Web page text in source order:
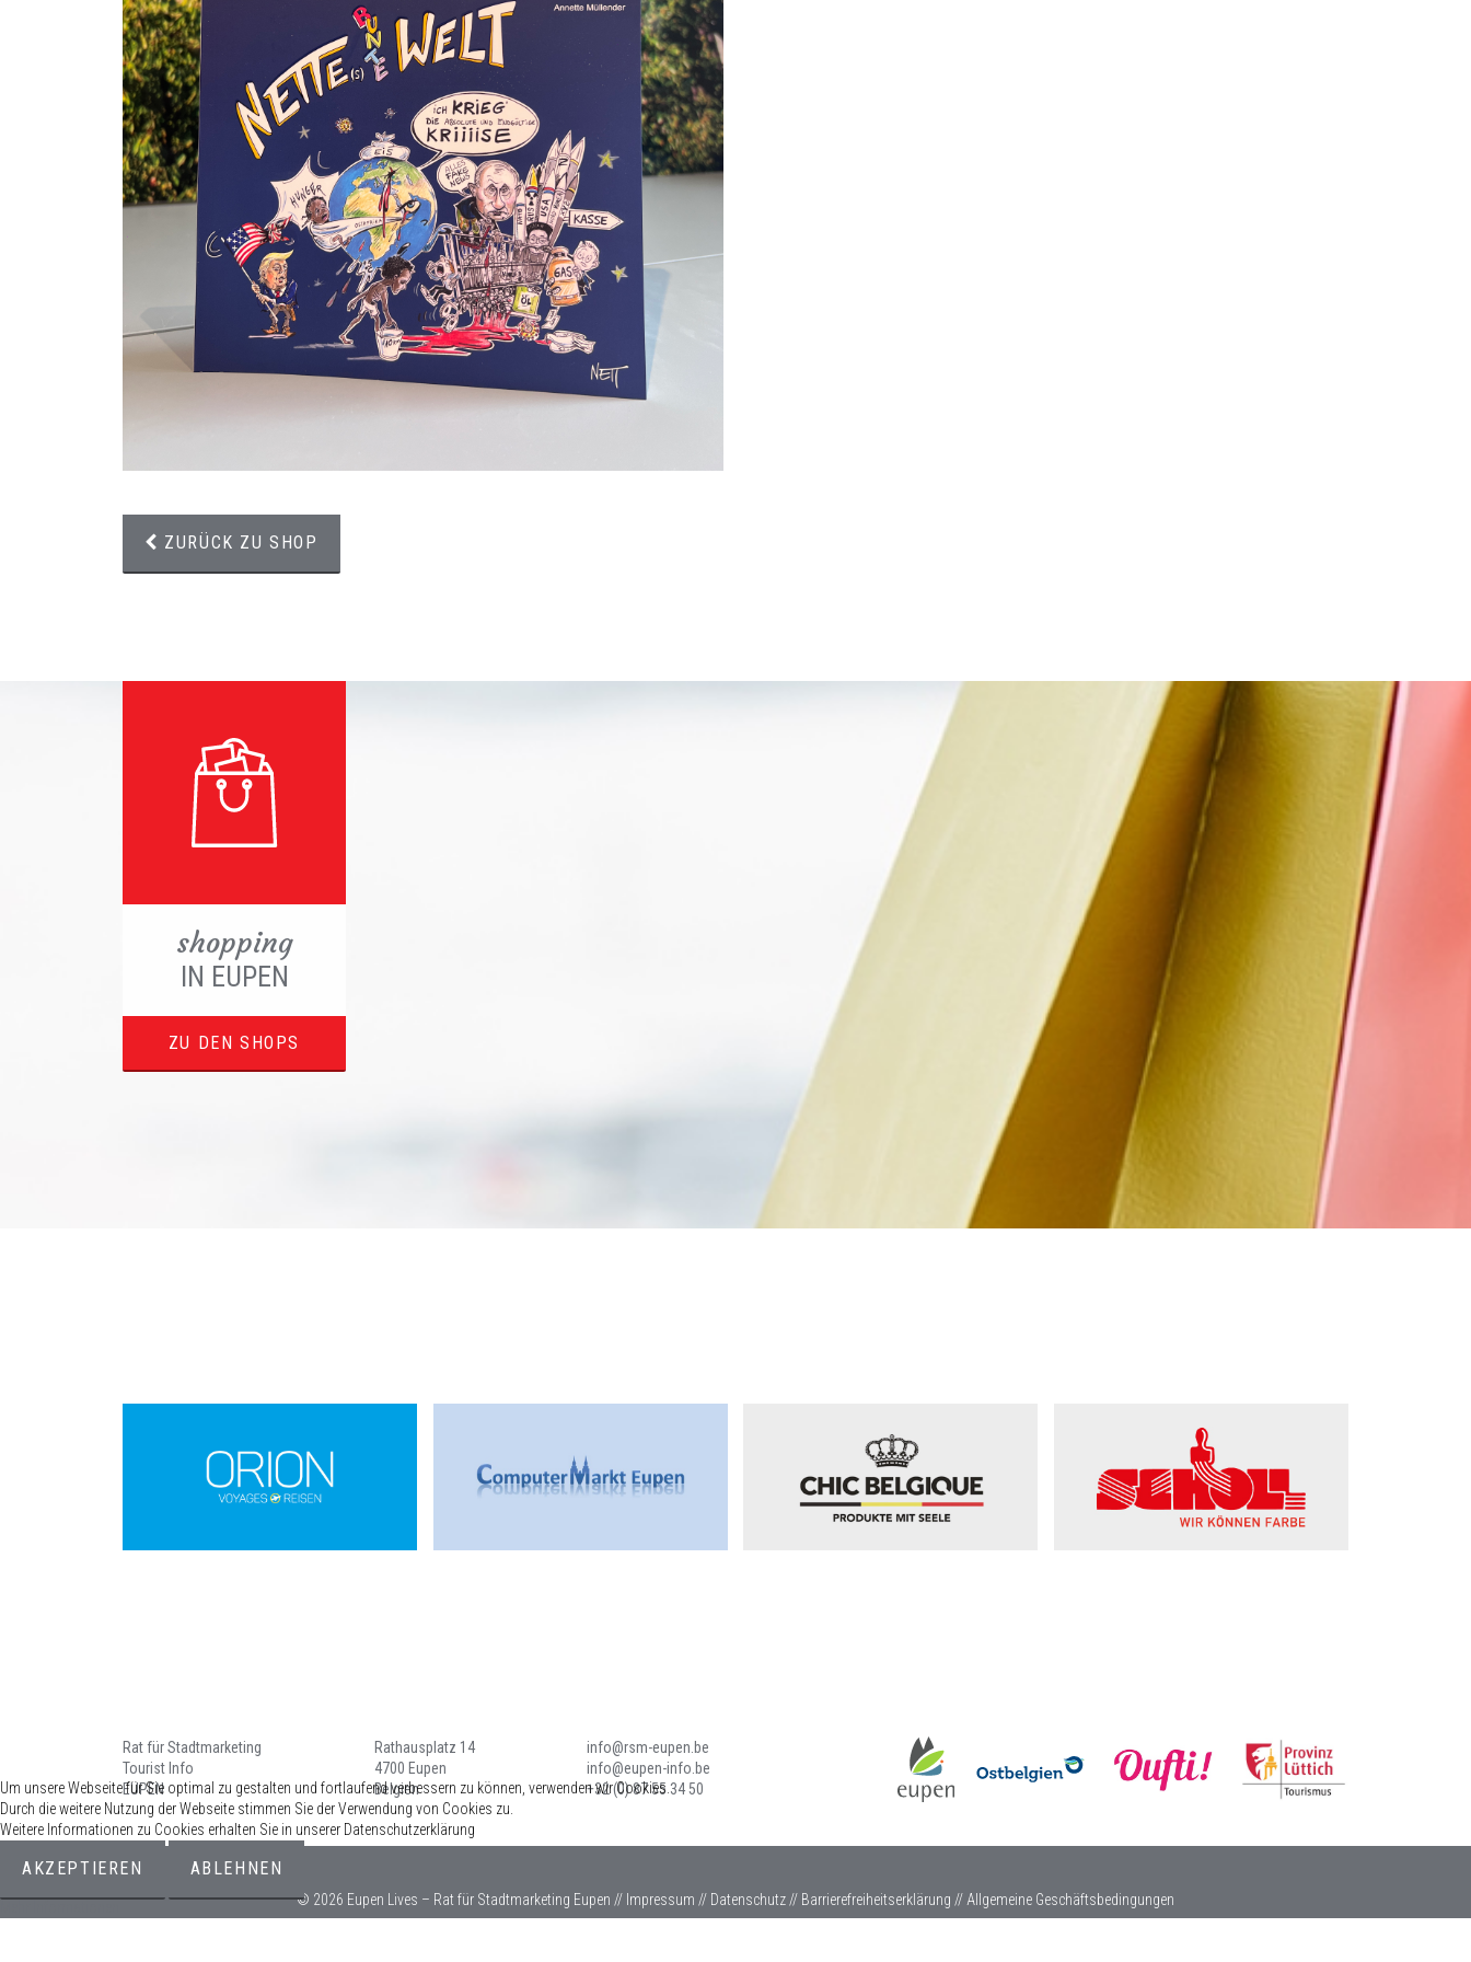
ZURÜCK ZU SHOP
shopping
IN EUPEN
ZU DEN SHOPS
Rat für Stadtmarketing
Tourist Info
EUPEN
Rathausplatz 14
4700 Eupen
Belgien
info@rsm-eupen.be
info@eupen-info.be
+32 (0) 87 55 34 50
© 2026 Eupen Lives – Rat für Stadtmarketing Eupen // Impressum // Datenschutz // Barrierefreiheitserklärung // Allgemeine Geschäftsbedingungen
Um unsere Webseite für Sie optimal zu gestalten und fortlaufend verbessern zu können, verwenden wir Cookies.
Durch die weitere Nutzung der Webseite stimmen Sie der Verwendung von Cookies zu.
Weitere Informationen zu Cookies erhalten Sie in unserer Datenschutzerklärung
AKZEPTIEREN ABLEHNEN